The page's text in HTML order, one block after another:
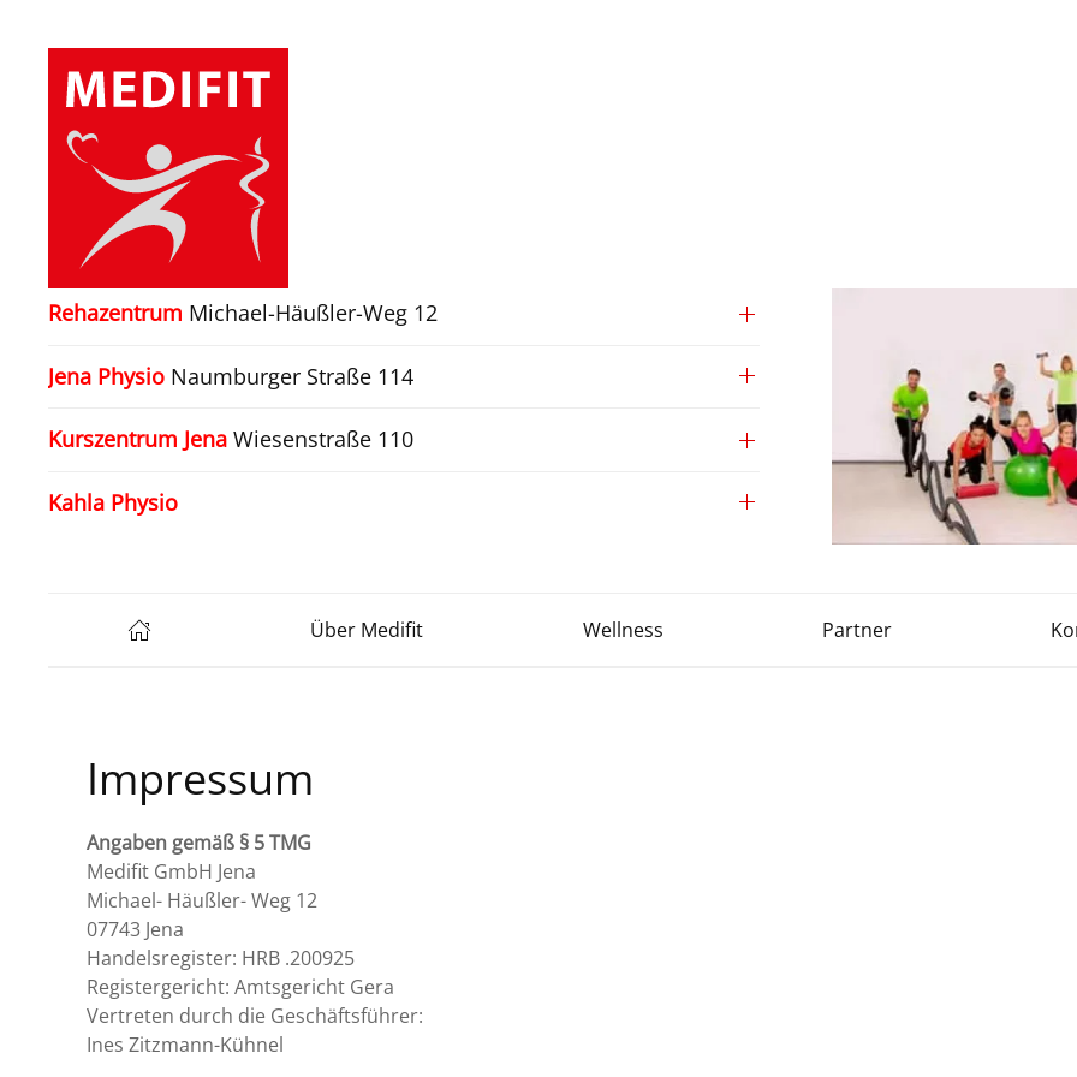
Zum Hauptinhalt springen
Rehazentrum Michael-Häußler-Weg 12
Jena Physio Naumburger Straße 114
Kurszentrum Jena Wiesenstraße 110
Kahla Physio
Über Medifit Wellness Partner
Impressum
Angaben gemäß § 5 TMG
Medifit GmbH Jena
Michael- Häußler- Weg 12
07743 Jena
Handelsregister: HRB .200925
Registergericht: Amtsgericht Gera
Vertreten durch die Geschäftsführer:
Ines Zitzmann-Kühnel